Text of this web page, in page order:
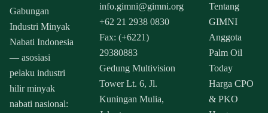
Gabungan
Industri Minyak
Nabati Indonesia
— asosiasi
pelaku industri
hilir minyak
nabati nasional:
info.gimni@gimni.org
+62 21 2938 0830
Fax: (+6221)
29380883
Gedung Multivision
Tower Lt. 6, Jl.
Kuningan Mulia,
Tentang
GIMNI
Anggota
Palm Oil
Today
Harga CPO
& PKO